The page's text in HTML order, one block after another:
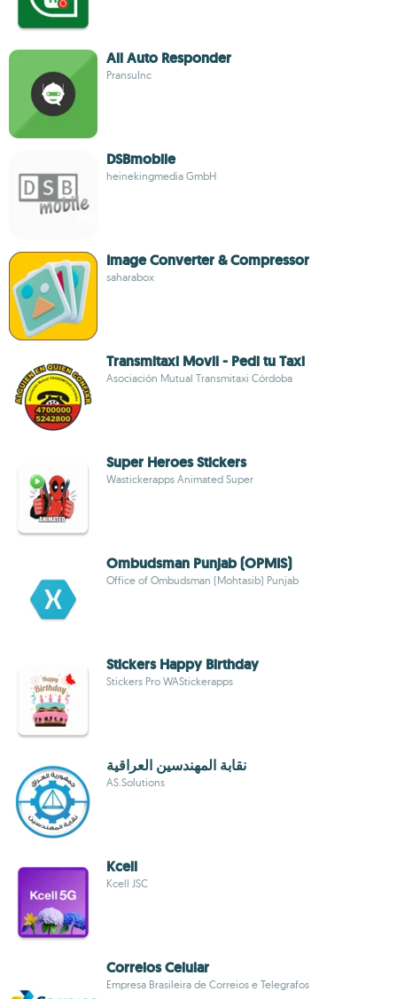
All Auto Responder
PransuInc
DSBmobile
heinekingmedia GmbH
Image Converter & Compressor
saharabox
Transmitaxi Movil - Pedi tu Taxi
Asociación Mutual Transmitaxi Córdoba
Super Heroes Stickers
Wastickerapps Animated Super
Ombudsman Punjab (OPMIS)
Office of Ombudsman (Mohtasib) Punjab
Stickers Happy Birthday
Stickers Pro WAStickerapps
نقابة المهندسين العراقية
AS.Solutions
Kcell
Kcell JSC
Correios Celular
Empresa Brasileira de Correios e Telegrafos